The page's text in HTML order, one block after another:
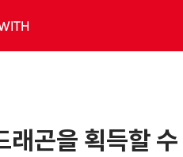
래곤을 획득할